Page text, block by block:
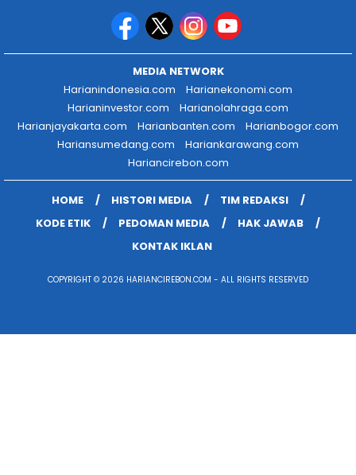
MEDIA NETWORK
Harianindonesia.com
Harianekonomi.com
Harianinvestor.com
Harianolahraga.com
Harianjayakarta.com
Harianbanten.com
Harianbogor.com
Hariansumedang.com
Hariankarawang.com
Hariancirebon.com
HOME HISTORI MEDIA
TIM REDAKSI
KODE ETIK
PEDOMAN MEDIA
HAK JAWAB
KONTAK IKLAN
COPYRIGHT © 2026 HARIANCIREBON.COM - ALL RIGHTS RESERVED